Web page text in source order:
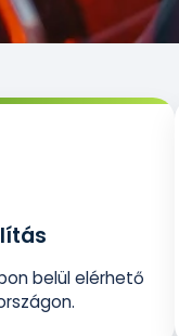
belül elérhető